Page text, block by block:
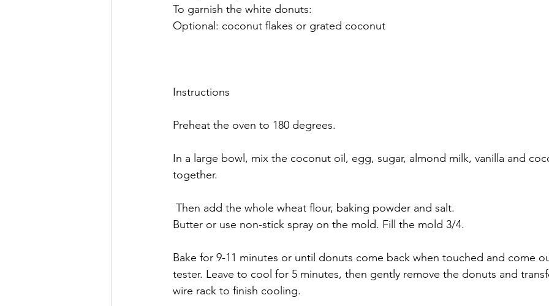
To garnish the white donuts:
Optional: coconut flakes or grated coconut
Instructions
Preheat the oven to 180 degrees.
In a large bowl, mix the coconut oil, egg, sugar, almond milk, vanilla and
together.
Then add the whole wheat flour, baking powder and salt.
Butter or use non-stick spray on the mold. Fill the mold 3/4.
Bake for 9-11 minutes or until donuts come back when touched and come
tester. Leave to cool for 5 minutes, then gently remove the donuts and
wire rack to finish cooling.